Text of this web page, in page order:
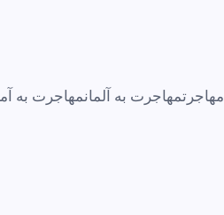
مهاجرتمهاجرت به آلمانمهاجرت به